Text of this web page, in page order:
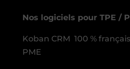
Nos logiciels pour TPE /
Koban CRM 100 %
PME